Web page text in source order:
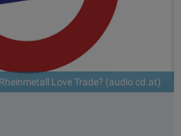
Love Trade? (audio cd.at)